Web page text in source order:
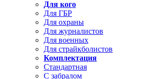
Для кого
Для ГБР
Для охраны
Для журналистов
Для военных
Для страйкболистов
Комплектация
Стандартная
С забралом